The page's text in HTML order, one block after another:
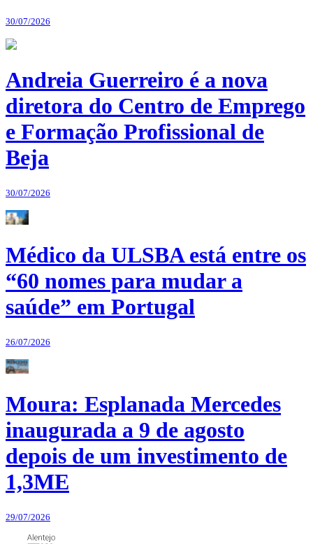
30/07/2026
Andreia Guerreiro é a nova
diretora do Centro de Emprego
e Formação Profissional de
Beja
30/07/2026
Médico da ULSBA está entre os
“60 nomes para mudar a
saúde” em Portugal
26/07/2026
Moura: Esplanada Mercedes
inaugurada a 9 de agosto
depois de um investimento de
1,3ME
29/07/2026